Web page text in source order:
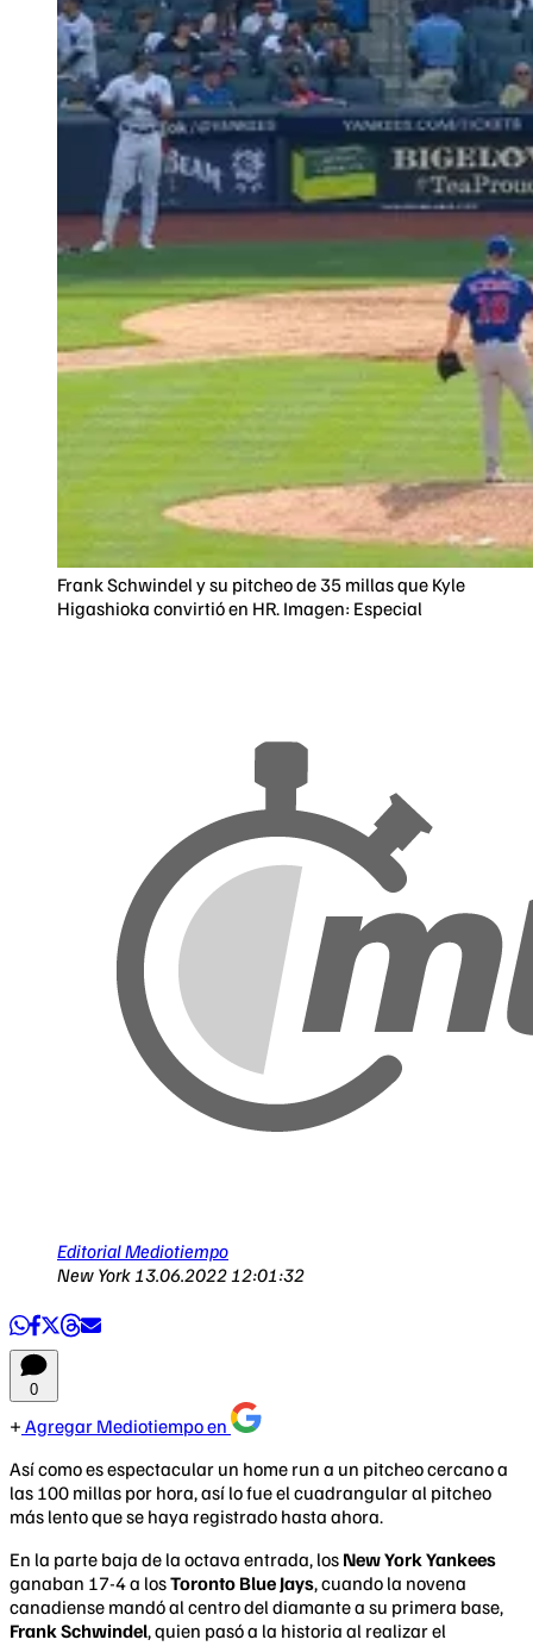
Frank Schwindel y su pitcheo de 35 millas que Kyle
Higashioka convirtió en HR. Imagen: Especial
Editorial Mediotiempo
New York 13.06.2022 12:01:32
0
Agregar Mediotiempo en
Así como es espectacular un home run a un pitcheo cercano a
las 100 millas por hora, así lo fue el cuadrangular al pitcheo
más lento que se haya registrado hasta ahora.
En la parte baja de la octava entrada, los New York Yankees
ganaban 17-4 a losToronto Blue Jays, cuando la novena
canadiense mandó al centro del diamante a su primera base,
Frank Schwindel, quien pasó a la historia al realizar el